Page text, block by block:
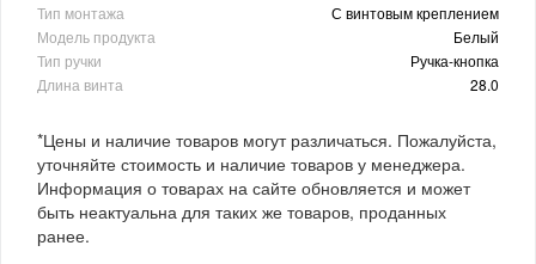
Тип монтажа
С винтовым креплением
Модель продукта
Белый
Тип ручки
Ручка-кнопка
Длина винта
28.0
*Цены и наличие товаров могут различаться. Пожалуйста,
уточняйте стоимость и наличие товаров у менеджера.
Информация о товарах на сайте обновляется и может
быть неактуальна для таких же товаров, проданных
ранее.